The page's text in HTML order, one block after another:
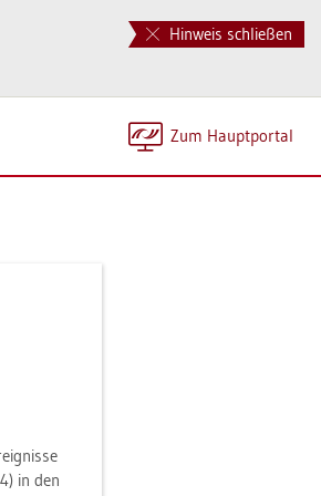
Hinweis schließen
Zum Haupt­por­tal
in den